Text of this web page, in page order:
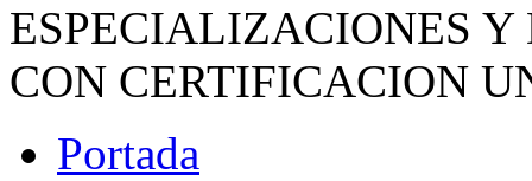
ESPECIALIZACIONES
CON CERTIFICACION
Portada